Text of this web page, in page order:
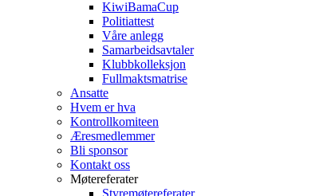
KiwiBamaCup
Politiattest
Våre anlegg
Samarbeidsavtaler
Klubbkolleksjon
Fullmaktsmatrise
Ansatte
Hvem er hva
Kontrollkomiteen
Æresmedlemmer
Bli sponsor
Kontakt oss
Møtereferater
Styremøtereferater